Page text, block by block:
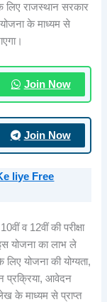
लिए राजस्थान सरकार
योजना के माध्यम से
Join Now
Join Now
Ke liye Free
व 12वीं की परीक्षा
योजना का लाभ ले
योजना की योग्यता,
प्रक्रिया, आवेदन
के माध्यम से प्राप्त